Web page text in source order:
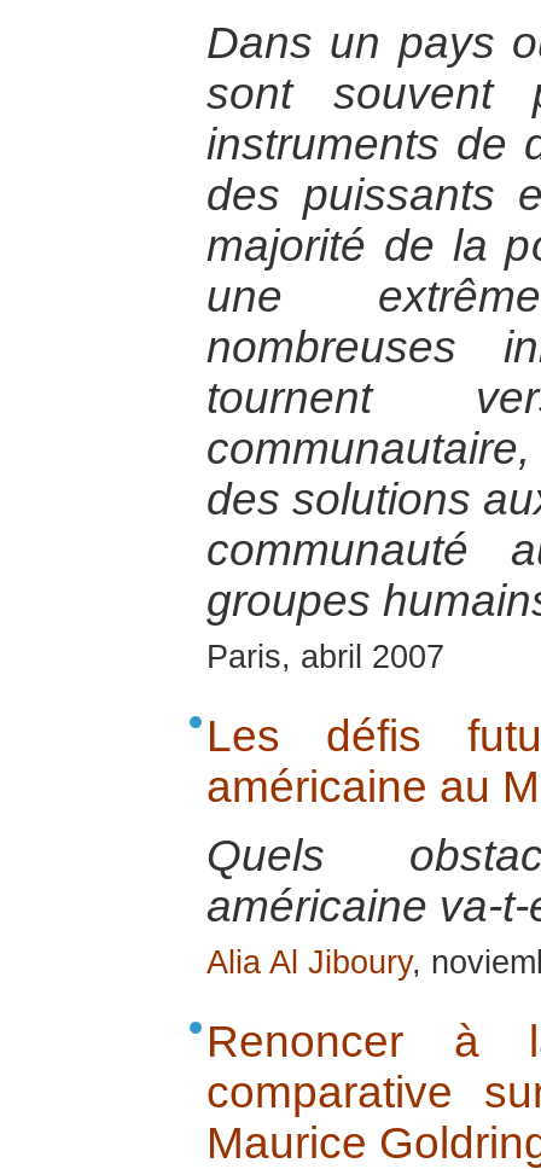
Dans un pays
sont souvent
instruments de
des puissants
majorité de la
une
nombreuses
tournent
des solutions
communauté
groupes
Paris, abril 2007
Les défis
américaine au
Quels
américaine va-
Alia Al Jiboury,
Renoncer à
comparative
Maurice